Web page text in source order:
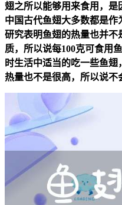
翅之所以能够用来食用，
中国古代鱼翅大多数都是
研究表明鱼翅的热量也并不
质，所以说每100克可食用
时生活中适当的吃一些鱼
热量也不是很高，所以说不